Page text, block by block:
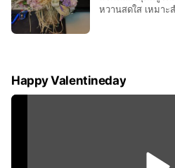
หวานสดใส เหมาะ
Happy Valentineday